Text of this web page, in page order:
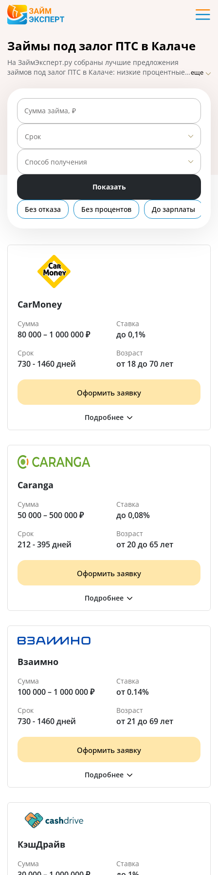
Карты
Кредиты
Ипотека
Займы
Вклады
Бизнес
Помощь
Калач
Займы под залог ПТС в Калаче
На ЗаймЭксперт.ру собраны лучшие предложения
займов под залог ПТС в Калаче: низкие процентные
большую сумму, подайте заявку онлайн и получите
ответ от МФО. На 01.05.2025 вам доступно 5
предложений со ставкой от 0% в день.
еще
Сумма займа, ₽
Срок
Способ получения
Показать
Без отказа Без процентов До зарплаты
CarMoney
Сумма
80 000 – 1 000 000 ₽
Ставка
до 0,1%
Срок
730 - 1460 дней
Возраст
от 18 до 70 лет
Оформить заявку
Caranga
Сумма
50 000 – 500 000 ₽
Ставка
до 0,08%
Срок
212 - 395 дней
Возраст
от 20 до 65 лет
Оформить заявку
Взаимно
Сумма
100 000 – 1 000 000 ₽
Ставка
от 0.14%
Срок
730 - 1460 дней
Возраст
от 21 до 69 лет
Оформить заявку
КэшДрайв
Сумма Ставка